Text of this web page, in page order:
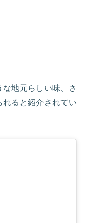
な地元らしい味、さ
れると紹介されてい